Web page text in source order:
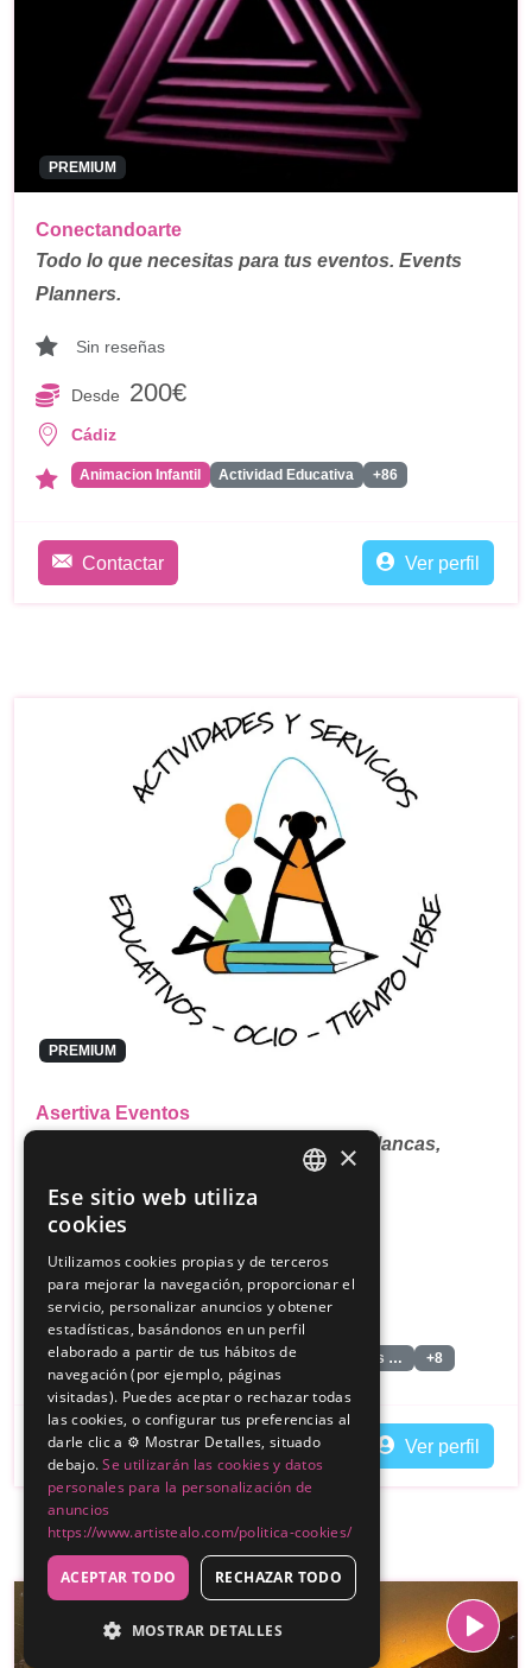
PREMIUM
Conectandoarte
Todo lo que necesitas para tus eventos. Events
Planners.
Sin reseñas
Desde 200€
Cádiz
Animacion Infantil Actividad Educativa +86
Contactar Ver perfil
PREMIUM
Asertiva Eventos
Actividades y tiempo libre, semanas blancas,
Sin reseñas
Desde 250€
Zaragoza
Animacion Infantil Espectaculo De Pompas De Jabon +8
Contactar Ver perfil
×
Ese sitio web utiliza
cookies
Utilizamos cookies propias y de terceros
para mejorar la navegación, proporcionar el
servicio, personalizar anuncios y obtener
estadísticas, basándonos en un perfil
elaborado a partir de tus hábitos de
navegación (por ejemplo, páginas
visitadas). Puedes aceptar o rechazar todas
las cookies, o configurar tus preferencias al
darle clic a ⚙️ Mostrar Detalles, situado
debajo.Se utilizarán las cookies y datos
personales para la personalización de
anuncios
https://www.artistealo.com/politica-cookies/
ACEPTAR TODO RECHAZAR TODO
MOSTRAR DETALLES